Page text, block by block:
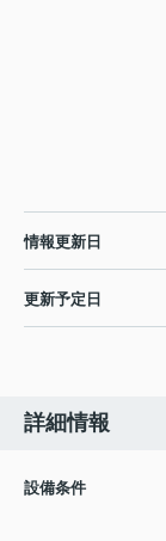
情報更新日
更新予定日
詳細情報
設備条件